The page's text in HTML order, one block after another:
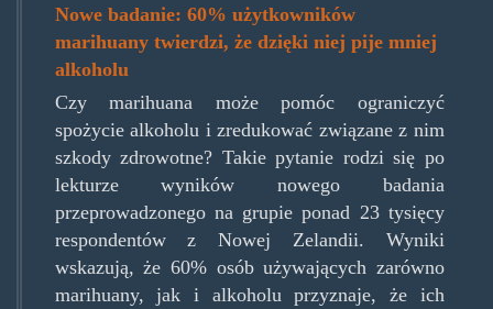
Nowe badanie: 60% użytkowników
marihuany twierdzi, że dzięki niej pije mniej
alkoholu
Czy marihuana może pomóc ograniczyć
spożycie alkoholu i zredukować związane z nim
szkody zdrowotne? Takie pytanie rodzi się po
lekturze wyników nowego badania
przeprowadzonego na grupie ponad 23 tysięcy
respondentów z Nowej Zelandii. Wyniki
wskazują, że 60% osób używających zarówno
marihuany, jak i alkoholu przyznaje, że ich